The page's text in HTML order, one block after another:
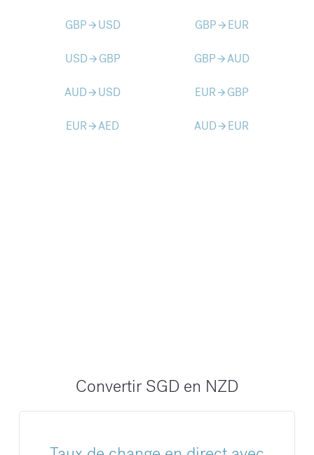
GBParrow_forward USD GBParrow_forward EUR
USDarrow_forward GBP GBParrow_forwardAUD
AUDarrow_forward USD EURarrow_forward GBP
EURarrow_forwardAED AUDarrow_forward EUR
Convertir SGD en NZD